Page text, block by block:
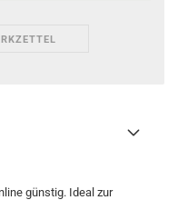
günstig. Ideal zur